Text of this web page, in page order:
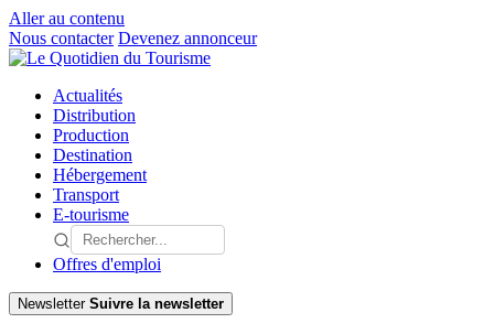
Aller au contenu
Nous contacter Devenez annonceur
Actualités
Distribution
Production
Destination
Hébergement
Transport
E-tourisme
Offres d'emploi
Newsletter Suivre la newsletter